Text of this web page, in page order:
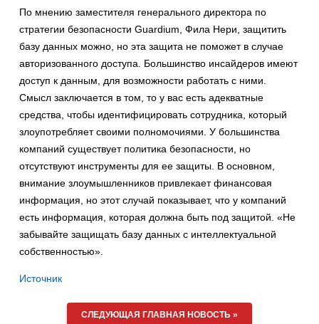
По мнению заместителя генерального директора по
стратегии безопасности Guardium, Фила Нери, защитить
базу данных можно, но эта защита не поможет в случае
авторизованного доступа. Большинство инсайдеров имеют
доступ к данным, для возможности работать с ними.
Смысл заключается в том, то у вас есть адекватные
средства, чтобы идентифицировать сотрудника, который
злоупотребляет своими полномочиями. У большинства
компаний существует политика безопасности, но
отсутствуют инструменты для ее защиты. В основном,
внимание злоумышленников привлекает финансовая
информация, но этот случай показывает, что у компаний
есть информация, которая должна быть под защитой. «Не
забывайте защищать базу данных с интеллектуальной
собственностью».
Источник
СЛЕДУЮЩАЯ ГЛАВНАЯ НОВОСТЬ »